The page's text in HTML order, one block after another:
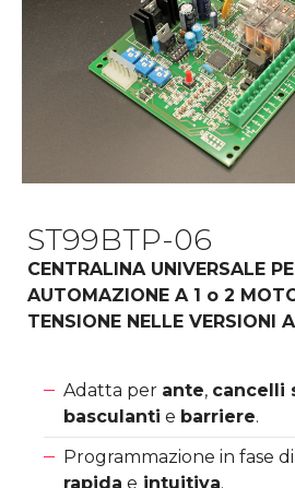
ST99BTP-06
CENTRALINA UNIVERSALE
AUTOMAZIONE A 1 o 2
TENSIONE NELLE VERSIONI
Adatta per ante, cancelli
basculanti e barriere.
Programmazione in fase
rapida e intuitiva.